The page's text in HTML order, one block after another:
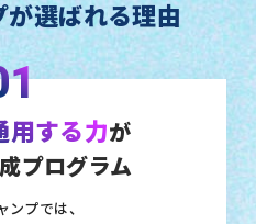
が選ばれる理由
用する力が
プログラム
ンプでは、